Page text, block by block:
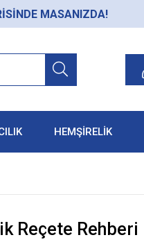
MASANIZDA!
HEMŞİRELİK
Reçete Rehberi